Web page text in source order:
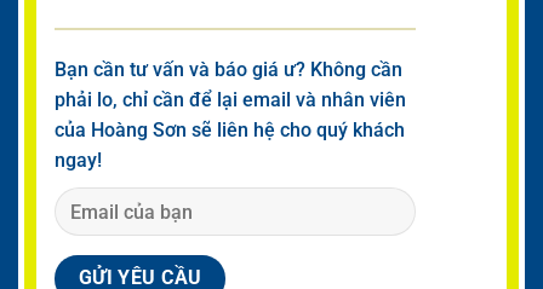
Bạn cần tư vấn và báo giá ư? Không cần
phải lo, chỉ cần để lại email và nhân viên
của Hoàng Sơn sẽ liên hệ cho quý khách
ngay!